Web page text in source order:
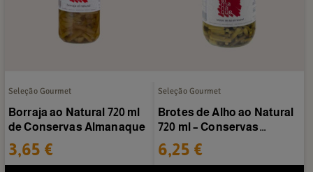
Seleção Gourmet
Borraja ao Natural 720 ml
de Conservas Almanaque
3,65 €
Seleção Gourmet
Brotes de Alho ao Natural
720 ml – Conservas
Artesanais Almanaque
6,25 €